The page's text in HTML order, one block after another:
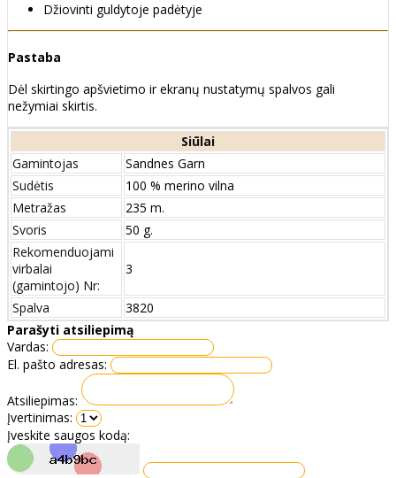
Džiovinti guldytoje padėtyje
Pastaba
Dėl skirtingo apšvietimo ir ekranų nustatymų spalvos gali
nežymiai skirtis.
Siūlai
Gamintojas
Sandnes Garn
Sudėtis
100 % merino vilna
Metražas
235 m.
Svoris
50 g.
Rekomenduojami
virbalai
(gamintojo) Nr:
3
Spalva
3820
Parašyti atsiliepimą
Vardas:
El. pašto adresas:
Atsiliepimas:
Įvertinimas:
Įveskite saugos kodą: